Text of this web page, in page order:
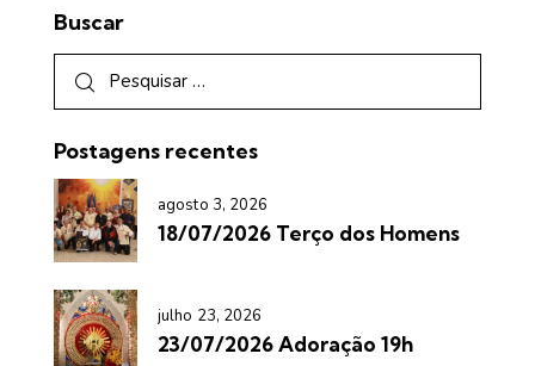
Buscar
Postagens recentes
agosto 3, 2026
18/07/2026 Terço dos Homens
julho 23, 2026
23/07/2026 Adoração 19h